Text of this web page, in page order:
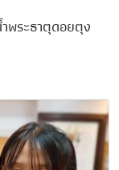
พระธาตุดอยตุง